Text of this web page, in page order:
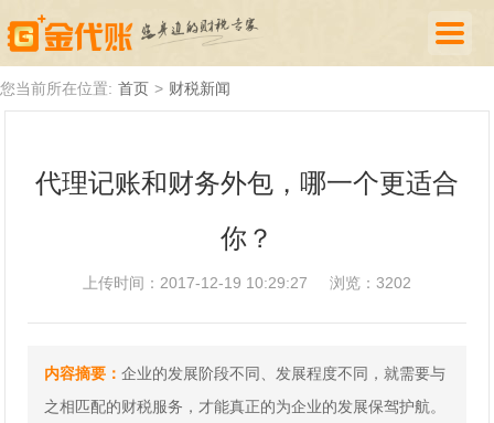
代理记账
厦门落户
财税新闻
关于我们
诚聘英才
您当前所在位置: 首页 > 财税新闻
代理记账和财务外包，哪一个更适合
你？
上传时间：2017-12-19 10:29:27 浏览：3202
内容摘要：企业的发展阶段不同、发展程度不同，就需要与
之相匹配的财税服务，才能真正的为企业的发展保驾护航。